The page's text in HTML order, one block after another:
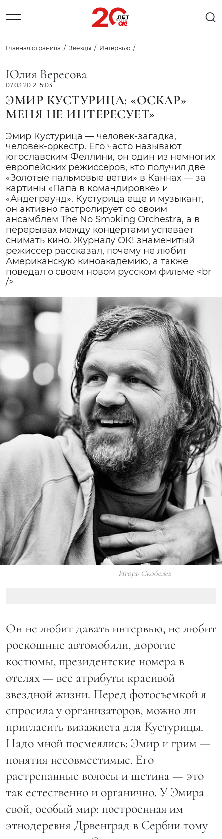
Главная страница Звезды Интервью
Юлия Вересова
07.03.2012 15:03
ЭМИР КУСТУРИЦА: «ОСКАР»
МЕНЯ НЕ ИНТЕРЕСУЕТ»
Эмир Кустурица — человек-загадка,
человек-оркестр. Его часто называют
югославским Феллини, он один из немногих
европейских режиссеров, кто получил две
«Золотые пальмовые ветви» в Каннах — за
картины «Папа в командировке» и
«Андеграунд». Кустурица еще и музыкант,
он активно гастролирует со своим
ансамблем The No Smoking Orchestra, а в
перерывах между концертами успевает
снимать кино. Журналу ОК! знаменитый
режиссер рассказал, почему не любит
Американскую киноакадемию, а также
поведал о своем новом русском фильме <br
/>
Игорь Скобелев
Он не любит давать интервью, не любит
роскошные автомобили, дорогие
костюмы, президентские номера в
отелях — все атрибуты красивой
звездной жизни. Перед фотосъемкой я
спросила у организаторов, можно ли
пригласить визажиста для Кустурицы.
Надо мной посмеялись: Эмир и грим —
понятия несовместимые. Его
растрепанные волосы и щетина — это
так естественно и органично. У Эмира
свой, особый мир: построенная им
этнодеревня Дрвенград в Сербии тому